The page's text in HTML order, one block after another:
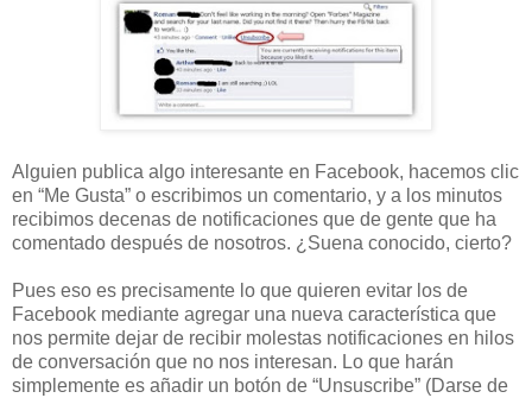
Alguien publica algo interesante en Facebook, hacemos clic
en “Me Gusta” o escribimos un comentario, y a los minutos
recibimos decenas de notificaciones que de gente que ha
comentado después de nosotros. ¿Suena conocido, cierto?
Pues eso es precisamente lo que quieren evitar los de
Facebook mediante agregar una nueva característica que
nos permite dejar de recibir molestas notificaciones en hilos
de conversación que no nos interesan. Lo que harán
simplemente es añadir un botón de “Unsuscribe” (Darse de